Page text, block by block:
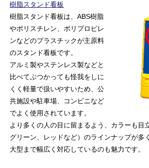
樹脂スタンド看板
樹脂スタンド看板は、ABS樹脂
やポリスチレン、ポリプロピレ
ンなどのプラスチックが主原料
のスタンド看板です。
アルミ製やステンレス製などと
比べてぶつかっても怪我をしに
くく軽量で扱いやすいため、公
共施設や駐車場、コンビニなど
でよく使用されています。
より多くの人の目に留まるよう、カラーも目
グリーン、レッドなど）のラインナップが多
大型まで幅広く対応しているのも魅力です。